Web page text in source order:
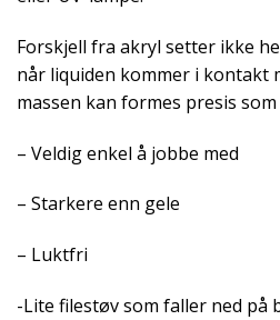
Forskjell fra akryl setter ikke
når liquiden kommer i kontakt
massen kan formes presis
– Veldig enkel å jobbe med
– Starkere enn gele
– Luktfri
-Lite filestøv som faller ned på